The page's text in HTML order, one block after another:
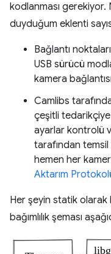
kodlanması
duyduğum eklenti
Bağlantı
USB sürücü
kamera
Camlibs
çeşitli
ayarlar kontrolü
tarafından
hemen her
Aktarım
Her şeyin statik olarak
bağımlılık şeması